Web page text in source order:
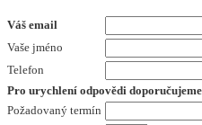
Váš email
Vaše jméno
Telefon
Pro urychlení odpovědi
Požadovaný termín